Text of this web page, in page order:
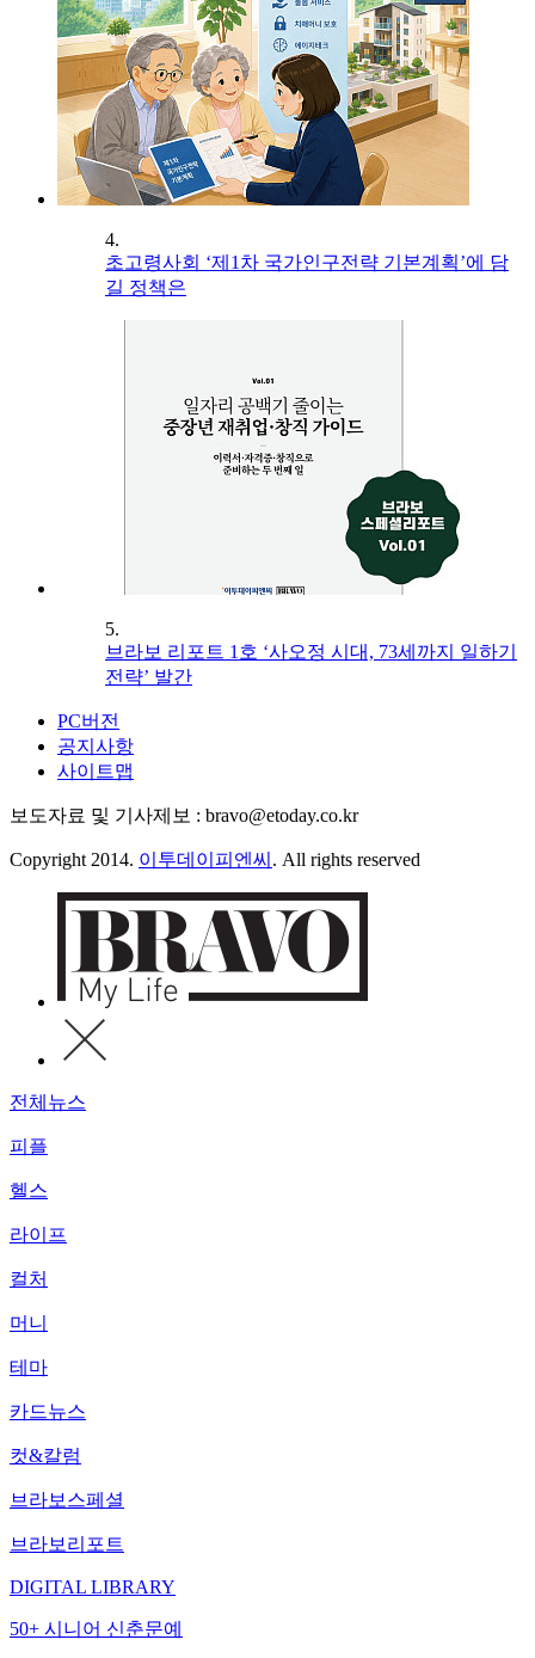
4.
초고령사회 ‘제1차 국가인구전략 기본계획’에 담
길 정책은
5.
브라보 리포트 1호 ‘사오정 시대, 73세까지 일하기
전략’ 발간
PC버전
공지사항
사이트맵
보도자료 및 기사제보 : bravo@etoday.co.kr
Copyright 2014. 이투데이피엔씨 . All rights reserved
전체뉴스
피플
헬스
라이프
컬처
머니
테마
카드뉴스
컷&칼럼
브라보스페셜
브라보리포트
DIGITAL LIBRARY
50+ 시니어 신춘문예